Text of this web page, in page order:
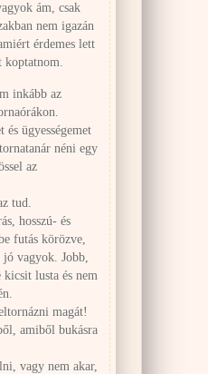
ám, csak
nem igazán
érdemes lett
koptatnom.
inkább az
és ügyességemet
néni egy
az
tud.
hosszú- és
futás körözve,
jó vagyok. Jobb,
lusta és nem
magát!
amiből bukásra
vagy nem akar,